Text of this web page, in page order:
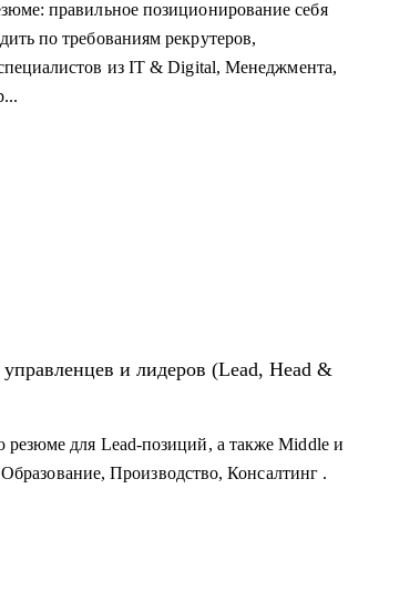
бренд,
крупных компаний.
правильное позиционирование себя
по требованиям рекрутеров,
из IT & Digital, Менеджмента,
управленцев и лидеров (Lead, Head &
для Lead-позиций, а также Middle и
Производство, Консалтинг .